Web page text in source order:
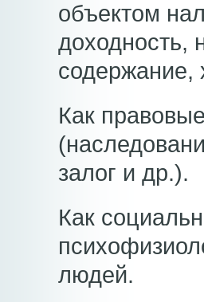
объектом
доходность,
содержание,
Как
залог и др.).
Как
людей.